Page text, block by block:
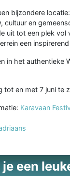
bijzondere
cultuur en
uit tot een plek vol
een
in het authentieke
tot en met 7 juni te
Karavaan
je een